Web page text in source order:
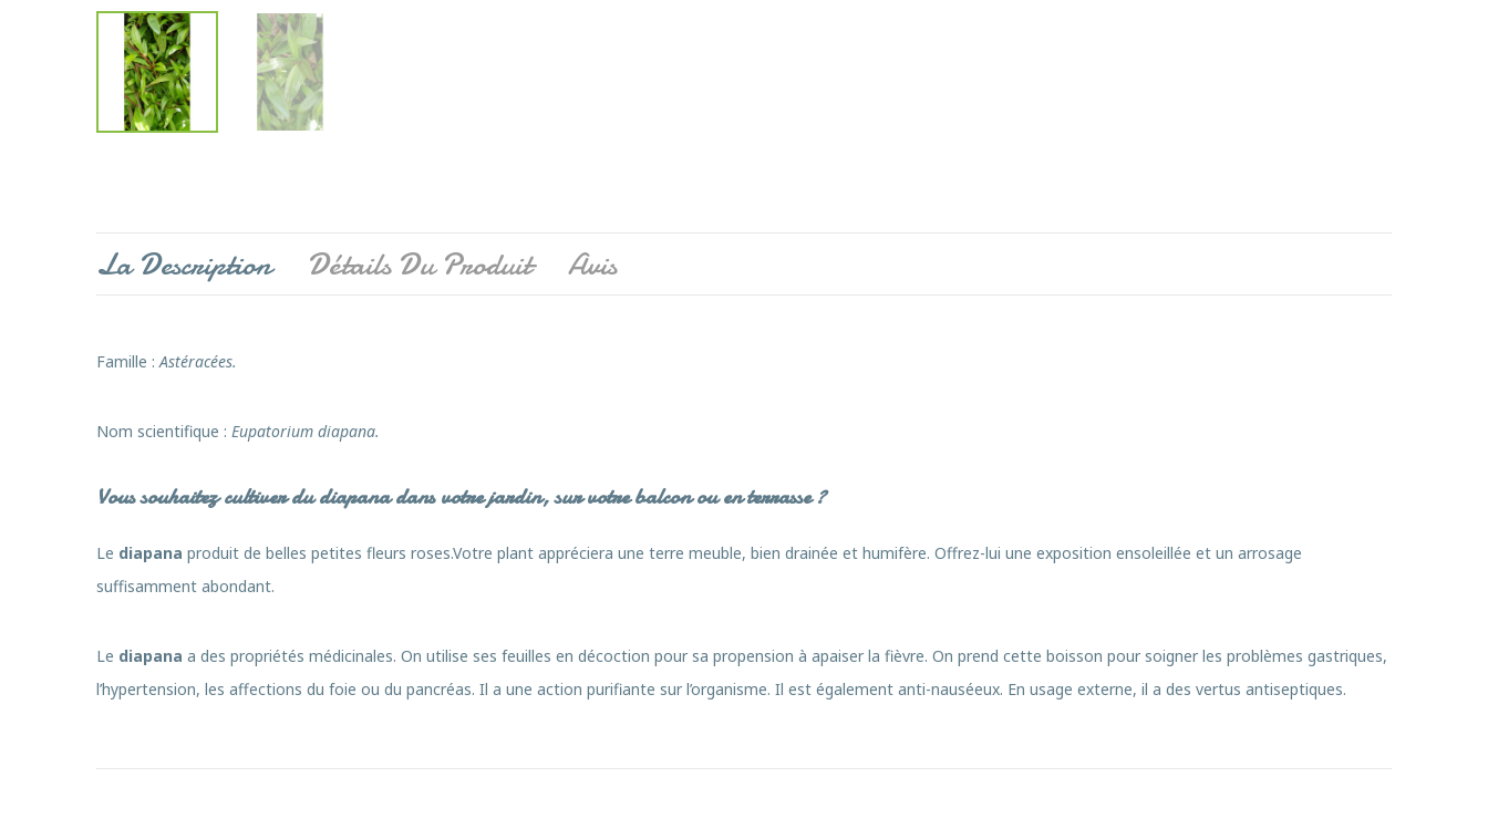
La Description Détails Du Produit Avis
Famille :Astéracées.
Nom scientifique : Eupatorium diapana.
Vous souhaitez cultiver du diapana dans votre jardin, sur votre balcon ou en terrasse ?
Le diapana produit de belles petites fleurs roses.Votre plant appréciera une terre meuble, bien drainée et humifère. Offrez-lui une exposition ensoleillée et un arrosage
suffisamment abondant.
Le diapana a des propriétés médicinales. On utilise ses feuilles en décoction pour sa propension à apaiser la fièvre. On prend cette boisson pour soigner les problèmes gastriques,
l’hypertension, les affections du foie ou du pancréas. Il a une action purifiante sur l’organisme. Il est également anti-nauséeux. En usage externe, il a des vertus antiseptiques.